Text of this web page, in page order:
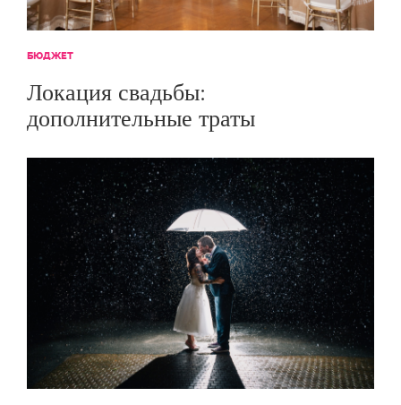
БЮДЖЕТ
Локация свадьбы:
дополнительные траты